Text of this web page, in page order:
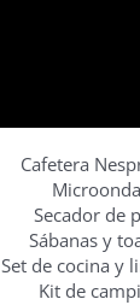
Cafetera
Secador de
Sábanas y
Set de cocina y
Kit de